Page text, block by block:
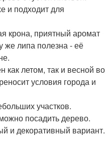
и подходит для
крона, приятный аромат
же липа полезна - её
как летом, так и весной во
условия города и
участков.
посадить дерево.
и декоративный вариант.